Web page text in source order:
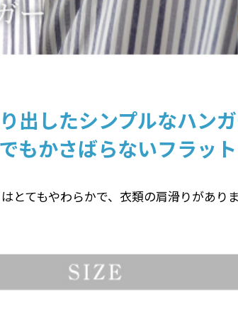
出したシンプルなハンガ
もかさばらないフラット
とてもやわらかで、衣類の肩滑りがありま